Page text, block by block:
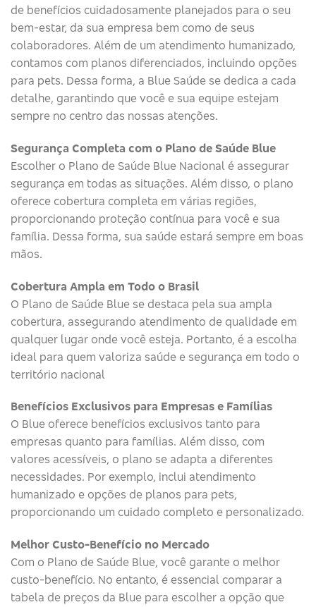
de benefícios cuidadosamente planejados para o seu
bem-estar, da sua empresa bem como de seus
colaboradores. Além de um atendimento humanizado,
contamos com planos diferenciados, incluindo opções
para pets. Dessa forma, a Blue Saúde se dedica a cada
detalhe, garantindo que você e sua equipe estejam
sempre no centro das nossas atenções.
Segurança Completa com o Plano de Saúde Blue
Escolher o Plano de Saúde Blue Nacional é assegurar
segurança em todas as situações. Além disso, o plano
oferece cobertura completa em várias regiões,
proporcionando proteção contínua para você e sua
família. Dessa forma, sua saúde estará sempre em boas
mãos.
Cobertura Ampla em Todo o Brasil
O Plano de Saúde Blue se destaca pela sua ampla
cobertura, assegurando atendimento de qualidade em
qualquer lugar onde você esteja. Portanto, é a escolha
ideal para quem valoriza saúde e segurança em todo o
território nacional
Benefícios Exclusivos para Empresas e Famílias
O Blue oferece benefícios exclusivos tanto para
empresas quanto para famílias. Além disso, com
valores acessíveis, o plano se adapta a diferentes
necessidades. Por exemplo, inclui atendimento
humanizado e opções de planos para pets,
proporcionando um cuidado completo e personalizado.
Melhor Custo-Benefício no Mercado
Com o Plano de Saúde Blue, você garante o melhor
custo-benefício. No entanto, é essencial comparar a
tabela de preços da Blue para escolher a opção que